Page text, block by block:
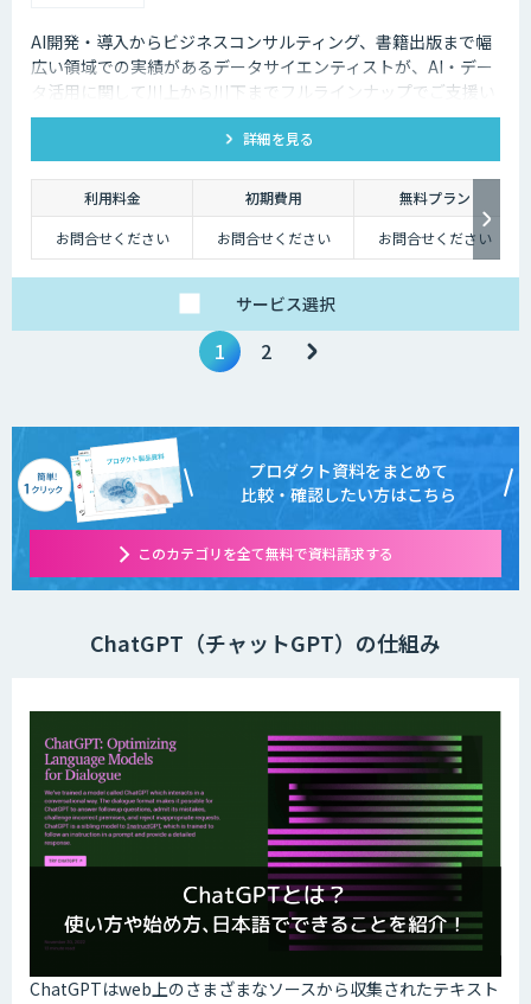
AI開発・導入からビジネスコンサルティング、書籍出版まで幅
広い領域での実績があるデータサイエンティストが、AI・デー
タ活用に関して川上から川下までフルラインナップでご支援い
たします。
詳細を見る
利用料金 初期費用
無料プラン
お問合せください
お問合せください お問合せください
サービス選択
1 2
プロダクト資料をまとめて
比較・確認したい方はこちら
このカテゴリを全て無料で資料請求する
ChatGPT（チャットGPT）の仕組み
ChatGPTはweb上のさまざまなソースから収集されたテキスト